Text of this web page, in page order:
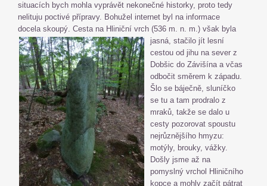
situacích bych mohla vyprávět nekonečné historky, proto tedy
nelituju poctivé přípravy. Bohužel internet byl na informace
docela skoupý. Cesta na Hliniční vrch (536 m. n. m.) však byla
jasná, stačilo jít lesní
cestou od jihu na sever z
Dobšic do Závišína a včas
odbočit směrem k západu.
Šlo se báječně, sluníčko
se tu a tam prodralo z
mraků, takže se dalo u
cesty pozorovat spoustu
nejrůznějšího hmyzu:
motýly, brouky, vážky.
Došly jsme až na
pomyslný vrchol Hliničního
kopce a mohly začít pátrat